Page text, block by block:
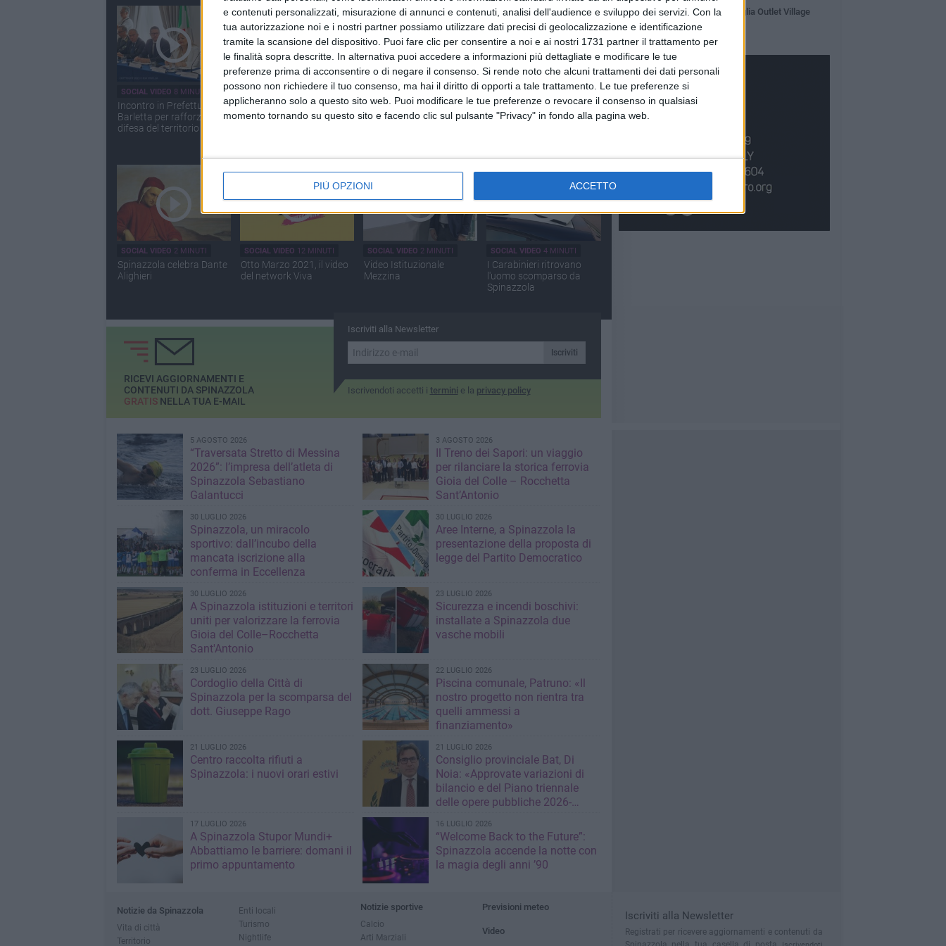
e contenuti personalizzati, misurazione di annunci e contenuti, analisi dell'audience e sviluppo dei servizi. Con la
tua autorizzazione noi e i nostri partner possiamo utilizzare dati precisi di geolocalizzazione e identificazione
tramite la scansione del dispositivo. Puoi fare clic per consentire a noi e ai nostri 1731 partner il trattamento per
le finalità sopra descritte. In alternativa puoi accedere a informazioni più dettagliate e modificare le tue
preferenze prima di acconsentire o di negare il consenso. Si rende noto che alcuni trattamenti dei dati personali
possono non richiedere il tuo consenso, ma hai il diritto di opporti a tale trattamento. Le tue preferenze si
applicheranno solo a questo sito web. Puoi modificare le tue preferenze o revocare il consenso in qualsiasi
momento tornando su questo sito e facendo clic sul pulsante "Privacy" in fondo alla pagina web.
PIÙ OPZIONI ACCETTO
SOCIAL VIDEO 8 MINUTI
Incontro in Prefettura a
Barletta per rafforzare la
difesa del territorio
SOCIAL VIDEO5 MINUTI
Ecco il video di Vasco
Rossi girato a Spinazzola
SOCIAL VIDEO 2 MINUTI
Crollo ex ospedale, il sen.
Damiani a Spinazzola:
SOCIAL VIDEO 31 MINUTI
Il Dantedì di Spinazzola:
giovani studenti leggono
SOCIAL VIDEO 2 MINUTI
Spinazzola celebra Dante
Alighieri
SOCIAL VIDEO 12 MINUTI
Otto Marzo 2021, il video
del network Viva
SOCIAL VIDEO 2 MINUTI
Video Istituzionale
Mezzina
SOCIAL VIDEO 4 MINUTI
I Carabinieri ritrovano
l'uomo scomparso da
Spinazzola
Iscriviti alla Newsletter
Iscriviti
Iscrivendoti accetti i termini e la privacy policy
RICEVI AGGIORNAMENTI E
CONTENUTI DA SPINAZZOLA
GRATISNELLA TUA E-MAIL
5 AGOSTO 2026
“Traversata Stretto di Messina
2026”: l’impresa dell’atleta di
Spinazzola Sebastiano
Galantucci
3 AGOSTO 2026
Il Treno dei Sapori: un viaggio
per rilanciare la storica ferrovia
Gioia del Colle – Rocchetta
Sant’Antonio
30 LUGLIO 2026
Spinazzola, un miracolo
sportivo: dall’incubo della
mancata iscrizione alla
conferma in Eccellenza
30 LUGLIO 2026
Aree Interne, a Spinazzola la
presentazione della proposta di
legge del Partito Democratico
30 LUGLIO 2026
A Spinazzola istituzioni e territori
uniti per valorizzare la ferrovia
Gioia del Colle–Rocchetta
Sant'Antonio
23 LUGLIO 2026
Sicurezza e incendi boschivi:
installate a Spinazzola due
vasche mobili
23 LUGLIO 2026
Cordoglio della Città di
Spinazzola per la scomparsa del
dott. Giuseppe Rago
22 LUGLIO 2026
Piscina comunale, Patruno: «Il
nostro progetto non rientra tra
quelli ammessi a
finanziamento»
21 LUGLIO 2026
Centro raccolta rifiuti a
Spinazzola: i nuovi orari estivi
21 LUGLIO 2026
Consiglio provinciale Bat, Di
Noia: «Approvate variazioni di
bilancio e del Piano triennale
delle opere pubbliche 2026-
17 LUGLIO 2026
A Spinazzola Stupor Mundi+
Abbattiamo le barriere: domani il
primo appuntamento
16 LUGLIO 2026
“Welcome Back to the Future”:
Spinazzola accende la notte con
la magia degli anni ’90
Intervista a Ron al Puglia Outlet Village
Notizie da Spinazzola
Vita di città
Territorio
Enti locali
Turismo
Nightlife
Notizie sportive
Calcio
Arti Marziali
Previsioni meteo
Video
Iscriviti alla Newsletter
Registrati per ricevere aggiornamenti e contenuti da